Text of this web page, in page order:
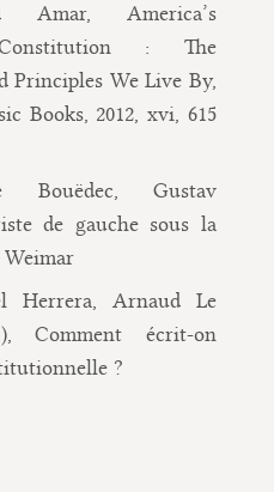
Amar, America’s
: The
Principles We Live By,
Books, 2012, xvi, 615
Bouëdec, Gustav
de gauche sous la
Weimar
Herrera, Arnaud Le
Comment écrit-on
?